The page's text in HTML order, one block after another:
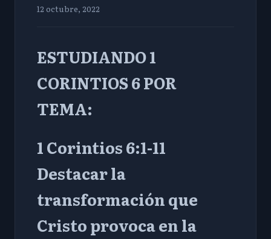
12 octubre, 2022
ESTUDIANDO 1
CORINTIOS 6 POR
TEMA:
1 Corintios 6:1-11
Destacar la
transformación que
Cristo provoca en la